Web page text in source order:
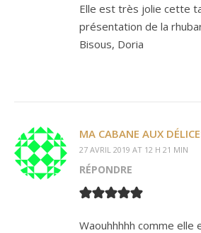
Elle est très jolie cette
présentation de la
Bisous, Doria
MA CABANE AUX
27 AVRIL 2019 AT 12 H 21 MIN
RÉPONDRE
Waouhhhhh comme